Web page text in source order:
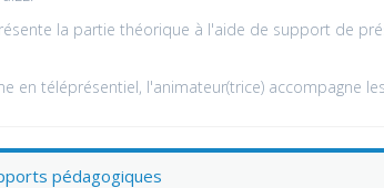
la partie théorique à l'aide de support de
en téléprésentiel, l'animateur(trice) accompagne
pédagogiques